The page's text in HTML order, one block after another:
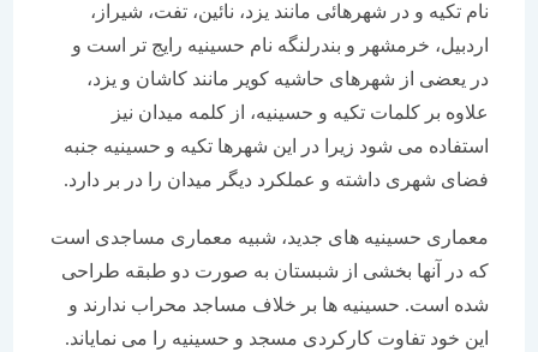
نام تکیه و در شهرهائی مانند یزد، نائین، تفت، شیراز،
اردبیل، خرمشهر و بندرلنگه نام حسینیه رایج تر است و
در یعضی از شهرهای حاشیه کویر مانند کاشان و یزد،
علاوه بر کلمات تکیه و حسینیه، از کلمه میدان نیز
استفاده می شود زیرا در این شهرها تکیه و حسینیه جنبه
فضای شهری داشته و عملکرد دیگر میدان را در بر دارد.
معماری حسینیه های جدید، شبیه معماری مساجدی است
که در آنها بخشی از شبستان به صورت دو طبقه طراحی
شده است. حسینیه ها بر خلاف مساجد محراب ندارند و
این خود تفاوت کارکردی مسجد و حسینیه را می نمایاند.